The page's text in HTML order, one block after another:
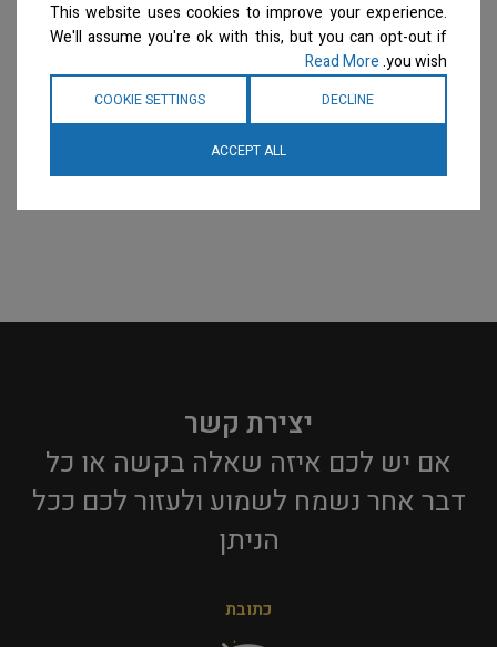
יצירת קשר
אם יש לכם איזה שאלה בקשה או כל
דבר אחר נשמח לשמוע ולעזור לכם ככל
הניתן​
כתובת
This website uses cookies to improve your experience.
We'll assume you're ok with this, but you can opt-out if
you wish.
Read More
DECLINE
COOKIE SETTINGS
ACCEPT ALL